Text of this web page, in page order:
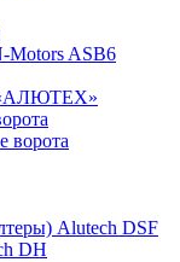
Motors ASB6
«АЛЮТЕХ»
ворота
Alutech DSF
DH